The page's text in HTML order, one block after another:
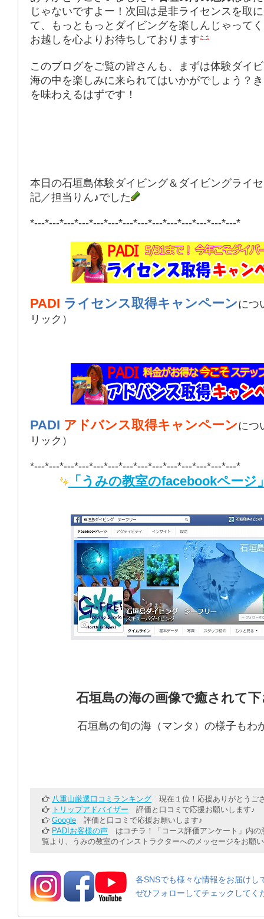
じゃないですよー！次回は是非ライセンスを取
て、もっともっとダイビングを楽しんじゃって
お越しを心よりお待ちしております
このブログをご覧の皆さんも、まずは体験ダイ
海の中を楽しみに来られてはいかがでしょう？
を味わえるはずです！
本日の石垣島体験ダイビング＆ダイビングライ
記／担当りん♪でした
*---*---*---*---*---*---*---*---*---*---*---*---*---*---*
PADI ライセンス取得キャンペーンにつ
リック）
PADI アドバンス取得キャンペーンにつ
リック）
*---*---*---*---*---*---*---*---*---*---*---*---*---*---*
「うみの教室のfacebookページ
石垣島の海の画像で癒されて
石垣島の旬の海（マンタ）の様子もわ
八重山厳選口コミランキング 現在１位！応援ありがとうご
トリップアドバイザー 評価と口コミで応援お願いします♪
Google 評価と口コミで応援お願いします♪
PADIお客様の声 はコチラ！「コース評価アンケート」内の
覧より、うみの教室のインストラクターへのメッセージをお願
各SNSでも様々な情報をお届けし
ぜひフォローしてチェックしてく